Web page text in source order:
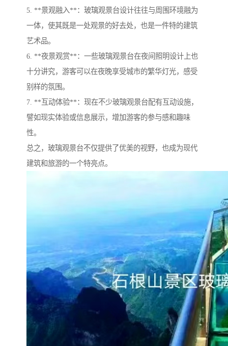
5. **景观融入**：玻璃观景台设计往往与周围环境融为
一体，使其既是一处观景的好去处，也是一件特的建筑
艺术品。
6. **夜景观赏**：一些玻璃观景台在夜间照明设计上也
十分讲究，游客可以在夜晚享受城市的繁华灯光，感受
别样的氛围。
7. **互动体验**：现在不少玻璃观景台配有互动设施，
譬如现实体验或信息展示，增加游客的参与感和趣味
性。
总之，玻璃观景台不仅提供了优美的视野，也成为现代
建筑和旅游的一个特亮点。